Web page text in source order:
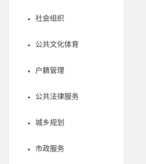
社会组织
公共文化体育
户籍管理
公共法律服务
城乡规划
市政服务